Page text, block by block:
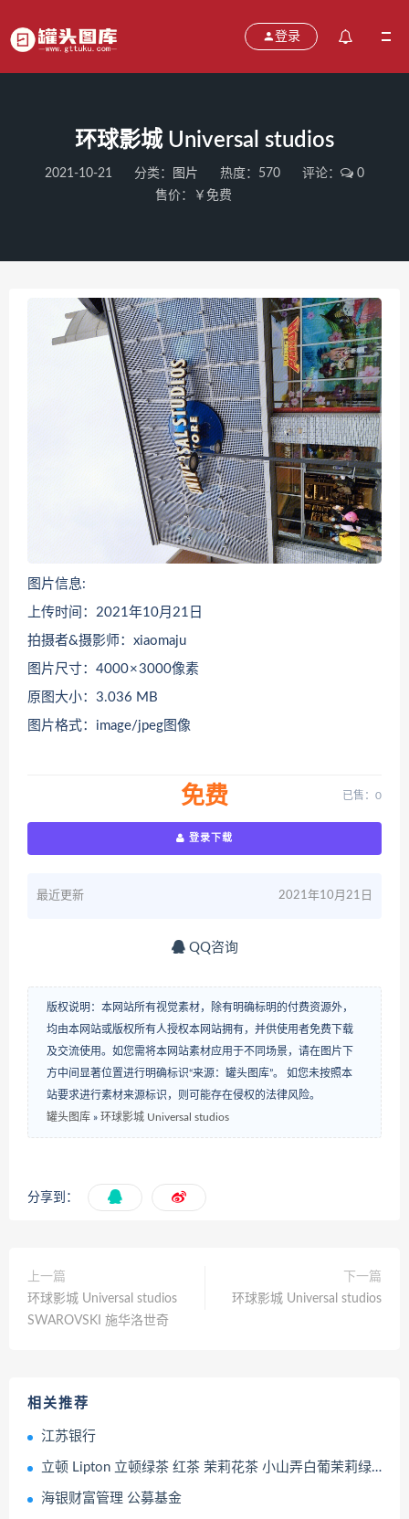
登录
环球影城 Universal studios
2021-10-21 分类： 图片 热度：570 评论：
0
售价：￥免费
图片信息:
上传时间：2021年10月21日
拍摄者&摄影师：xiaomaju
图片尺寸：4000 × 3000像素
原图大小：3.036 MB
图片格式：image/jpeg图像
免费 已售：0
登录下载
最近更新 2021年10月21日
QQ咨询
版权说明：本网站所有视觉素材，除有明确标明的付费资源外，
均由本网站或版权所有人授权本网站拥有，并供使用者免费下载
及交流使用。如您需将本网站素材应用于不同场景，请在图片下
方中间显著位置进行明确标识“来源：罐头图库”。 如您未按照本
站要求进行素材来源标识，则可能存在侵权的法律风险。
罐头图库 » 环球影城 Universal studios
分享到：
上一篇
环球影城 Universal studios
SWAROVSKI 施华洛世奇
下一篇
环球影城 Universal studios
相关推荐
江苏银行
立顿 Lipton 立顿绿茶 红茶 茉莉花茶 小山弄白葡茉莉绿茶 茶包
海银财富管理 公募基金